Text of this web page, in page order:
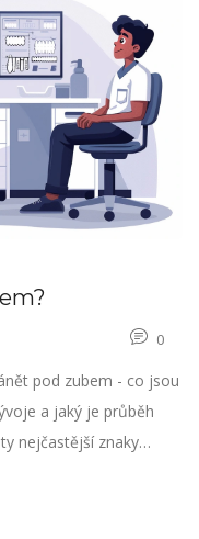
0
pod zubem - co jsou
a jaký je průběh
nejčastější znaky
se na to podívat